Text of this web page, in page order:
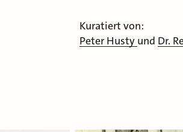
Kuratiert von:
Peter Husty und Dr.